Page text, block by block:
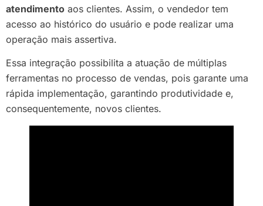
atendimento aos clientes. Assim, o vendedor tem
acesso ao histórico do usuário e pode realizar uma
operação mais assertiva.
Essa integração possibilita a atuação de múltiplas
ferramentas no processo de vendas, pois garante uma
rápida implementação, garantindo produtividade e,
consequentemente, novos clientes.